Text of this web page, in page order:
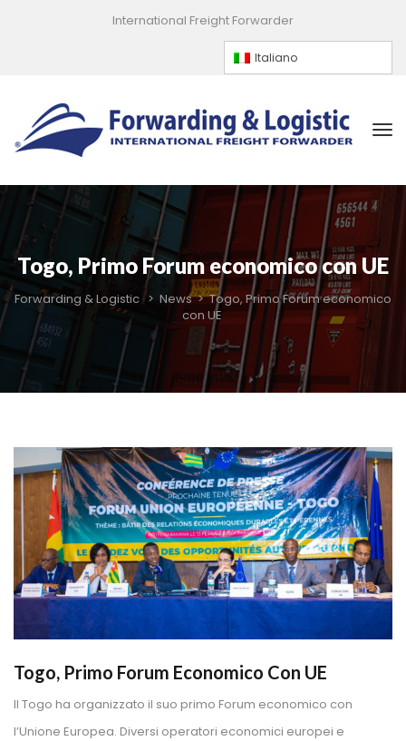
International Freight Forwarder
Italiano
Togo, Primo Forum economico con UE
Forwarding & Logistic > New > Togo, Primo Forum economico
con UE
Togo, Primo Forum Economico Con UE
Il Togo ha organizzato il suo primo Forum economico con
l’Unione Europea. Diversi operatori economici europei e